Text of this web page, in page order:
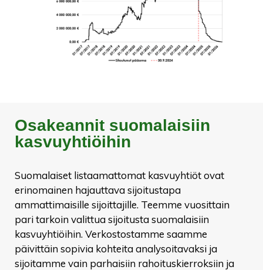
Osakeannit suomalaisiin
kasvuyhtiöihin
Suomalaiset listaamattomat kasvuyhtiöt ovat
erinomainen hajauttava sijoitustapa
ammattimaisille sijoittajille. Teemme vuosittain
pari tarkoin valittua sijoitusta suomalaisiin
kasvuyhtiöihin. Verkostostamme saamme
päivittäin sopivia kohteita analysoitavaksi ja
sijoitamme vain parhaisiin rahoituskierroksiin ja